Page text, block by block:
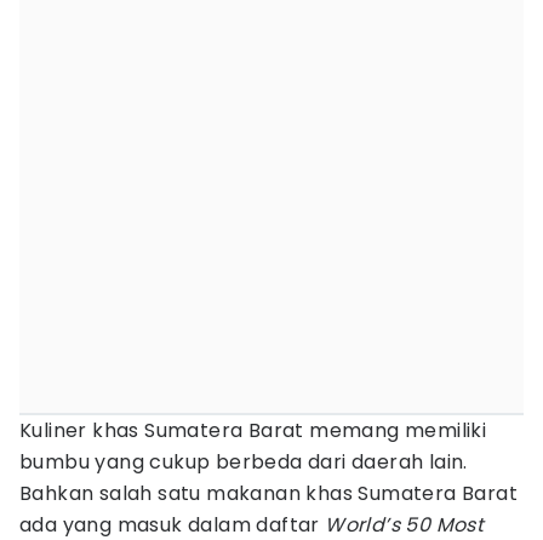
Kuliner khas Sumatera Barat memang memiliki
bumbu yang cukup berbeda dari daerah lain.
Bahkan salah satu makanan khas Sumatera Barat
ada yang masuk dalam daftar World’s 50 Most